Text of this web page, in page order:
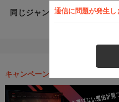
通信に問題が発生
同じジャンルのおすすめ番組
キャンペーン・お得な情報